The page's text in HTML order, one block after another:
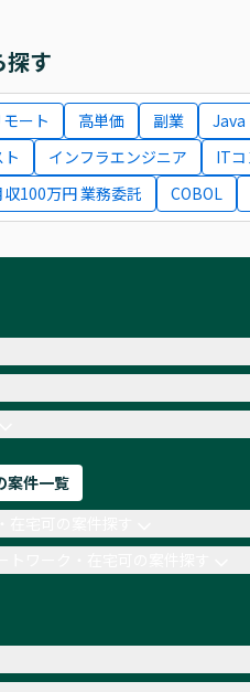
探す
ート 高単価 副業
Java
インフラエンジニア
IT
収100万円 業務委託 COBOL
案件一覧
ワーク・在宅可の案件探す